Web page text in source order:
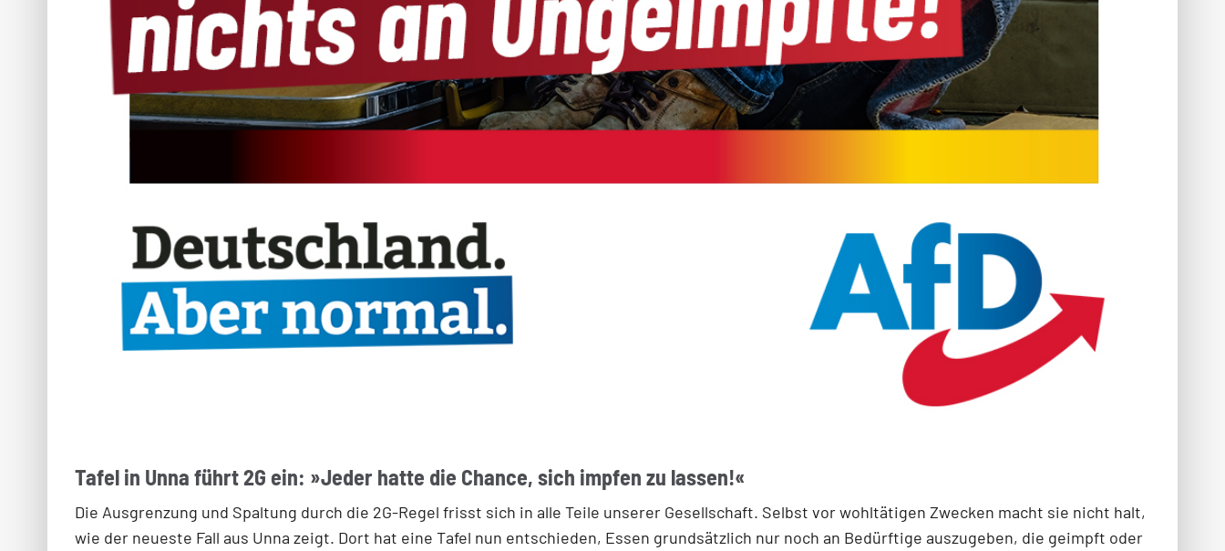
Tafel in Unna führt 2G ein: »Jeder hatte die Chance, sich impfen zu lassen!«
Die Ausgrenzung und Spaltung durch die 2G-Regel frisst sich in alle Teile unserer Gesellschaft. Selbst vor wohltätigen Zwecken macht sie nicht halt,
wie der neueste Fall aus Unna zeigt. Dort hat eine Tafel nun entschieden, Essen grundsätzlich nur noch an Bedürftige auszugeben, die geimpft oder